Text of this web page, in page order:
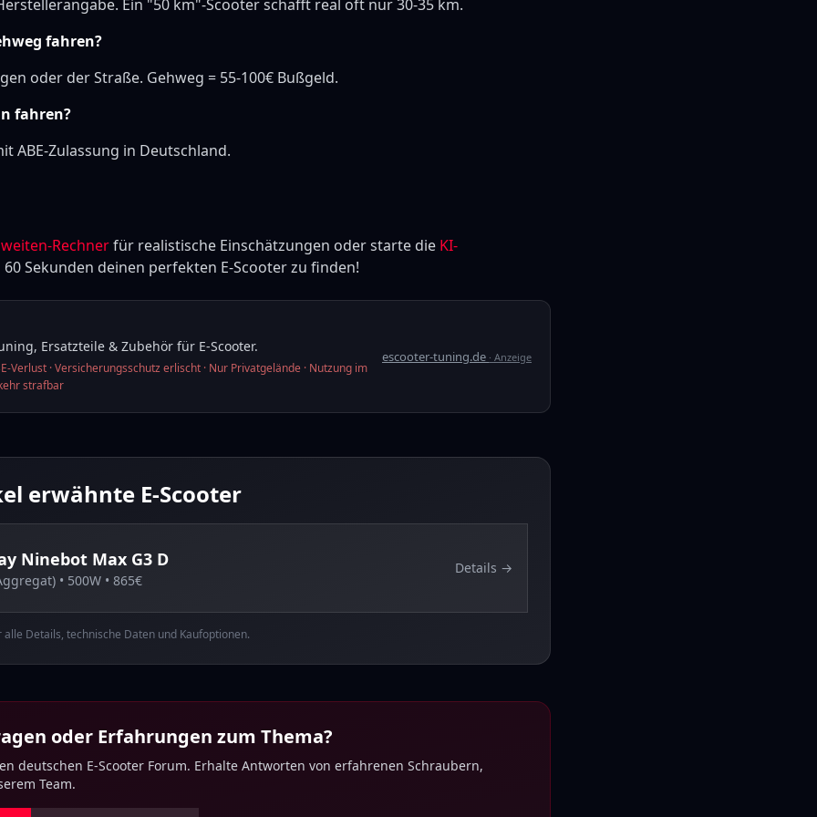
Ein "50 km"-Scooter schafft real oft nur 30-35 km.
fahren?
oder der Straße. Gehweg = 55-100€ Bußgeld.
fahren?
ABE-Zulassung in Deutschland.
Rechnerfür realistische Einschätzungen oder starte die KI-
60 Sekunden deinen perfekten E-Scooter zu finden!
Ersatzteile & Zubehör für E-Scooter.
Verlust · Versicherungsschutz erlischt · Nur Privatgelände · Nutzung im
strafbar
escooter-tuning.de · Anzeige
erwähnte E-Scooter
Ninebot Max G3 D
• 500W • 865€
Details →
Details, technische Daten und Kaufoptionen.
oder Erfahrungen zum Thema?
deutschen E-Scooter Forum. Erhalte Antworten von erfahrenen Schraubern,
Team.